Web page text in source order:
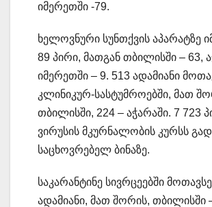
იმერეთში -79.
ხელოვნური სუნთქვის აპარატზე
89 პირი, მათგან თბილისში – 63,
იმერეთში – 9. 513 ადამიანი
კლინიკურ-სასტუმროებში, მათ
თბილისში, 224 – აჭარაში. 7 723
ვირუსის მკურნალობის კურსს
საცხოვრებელ ბინაზე.
საკარანტინე სივრცეებში
ადამიანი, მათ შორის, თბილისში